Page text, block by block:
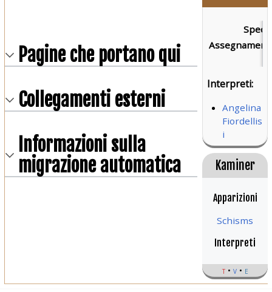
Interpreti:
Angelina
Fiordellis
i
Kaminer
Apparizioni
Schisms
Interpreti
t v e
Pagine che portano qui
Collegamenti esterni
Informazioni sulla
migrazione automatica